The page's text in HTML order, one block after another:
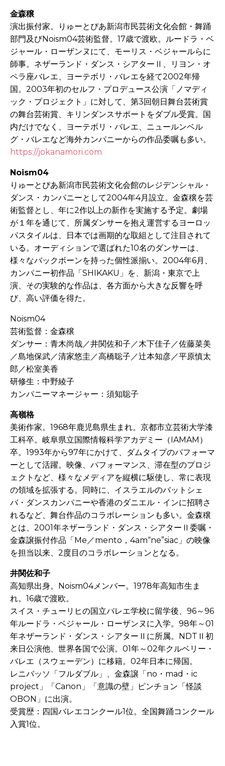
金森穣
演出振付家。りゅーとぴあ新潟市民芸術文化会館・舞踊
部門及びNoism04芸術監督。17歳で渡欧。ルードラ・ベ
ジャール・ローザンヌにて、モーリス・ベジャールらに
師事。ネザーランド・ダンス・シアターⅡ、リヨン・オ
ペラ座バレエ、ヨーテボリ・バレエを経て2002年帰
国。2003年初のセルフ・プロデュース公演「ノマディ
ック・プロジェクト」に対して、第3回朝日舞台芸術賞
の舞台芸術賞、キリンダンスサポートをダブル受賞。国
内だけでなく、ヨーテボリ・バレエ、ニュールンベル
グ・バレエなど海外カンパニーからの作品委嘱も多い。
https://jokanamori.com
Noism04
りゅーとぴあ新潟市民芸術文化会館のレジデンシャル・
ダンス・カンパニーとして2004年4月設立。金森穣を芸
術監督とし、年に2作以上の新作を実施する予定。劇場
が１年を通じて、所属ダンサーを抱え運営するヨーロッ
パスタイルは、日本では画期的な取組として注目されて
いる。オーディションで選ばれた10名のダンサーは、
様々なバックボーンを持った個性派揃い。2004年6月、
カンパニー初作品「SHIKAKU」を、新潟・東京で上
演、その実験的な作品は、各方面から大きな反響を呼
び、高い評価を得た。
Noism04
芸術監督：金森穣
ダンサー：青木尚哉／井関佐和子／木下佳子／佐藤菜美
／島地保武／清家悠圭／高橋聡子／辻本知彦／平原慎太
郎／松室美香
研修生：中野綾子
カンパニーマネージャー：須知聡子
高嶺格
美術作家。1968年鹿児島県生まれ。京都市立芸術大学漆
工科卒。岐阜県立国際情報科学アカデミー（IAMAM）
卒。1993年から97年にかけて、ダムタイプのパフォーマ
ーとして活躍。映像、パフォーマンス、滞在型のプロジ
ェクトなど、様々なメディアを縦横に駆使し、常に表現
の領域を拡張する。同時に、イスラエルのバットシェ
バ・ダンスカンパニーや香港のダニエル・インに招聘さ
れるなど、舞台作品のコラボレーションも多い。金森穣
とは、2001年ネザーランド・ダンス・シアターⅡ委嘱・
金森譲振付作品「Me／mento，4am“ne”siac」の映像
を担当以来、2度目のコラボレーションとなる。
井関佐和子
高知県出身。Noism04メンバー。1978年高知市生ま
れ。16歳で渡欧。
スイス・チューリヒの国立バレエ学校に留学後、96～96
年ルードラ・ベジャール・ローザンヌに入学。98年～01
年ネザーランド・ダンス・シアターⅡに所属。NDTⅡ初
来日公演他、世界各国で公演。01年～02年クルベリー・
バレエ（スウェーデン）に移籍。02年日本に帰国。
レニバッソ「フルダブル」、金森譲「no・mad・ic
project」「Canon」「意識の壁」ピンチョン「怪談
OBON」に出演。
受賞歴：四国バレエコンクール1位。全国舞踊コンクール
入賞1位。